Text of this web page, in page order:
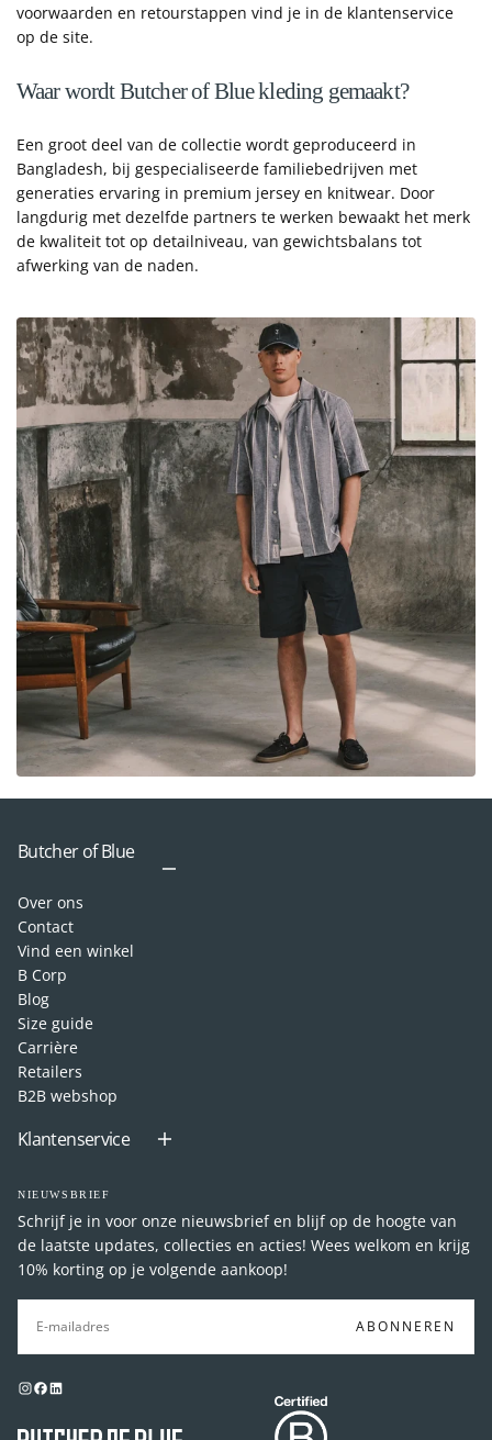
voorwaarden en retourstappen vind je in de klantenservice
op de site.
Waar wordt Butcher of Blue kleding gemaakt?
Een groot deel van de collectie wordt geproduceerd in
Bangladesh, bij gespecialiseerde familiebedrijven met
generaties ervaring in premium jersey en knitwear. Door
langdurig met dezelfde partners te werken bewaakt het merk
de kwaliteit tot op detailniveau, van gewichtsbalans tot
afwerking van de naden.
Butcher of Blue
Over ons
Contact
Vind een winkel
B Corp
Blog
Size guide
Carrière
Retailers
B2B webshop
Klantenservice
NIEUWSBRIEF
Schrijf je in voor onze nieuwsbrief en blijf op de hoogte van
de laatste updates, collecties en acties! Wees welkom en krijg
10% korting op je volgende aankoop!
MAIL
ABONNEREN